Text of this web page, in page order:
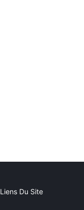
Liens Du Site